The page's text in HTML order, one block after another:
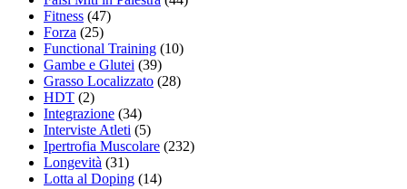
Fitness (47)
Forza (25)
Functional Training (10)
Gambe e Glutei (39)
Grasso Localizzato (28)
HDT (2)
Integrazione (34)
Interviste Atleti (5)
Ipertrofia Muscolare (232)
Longevità (31)
Lotta al Doping (14)